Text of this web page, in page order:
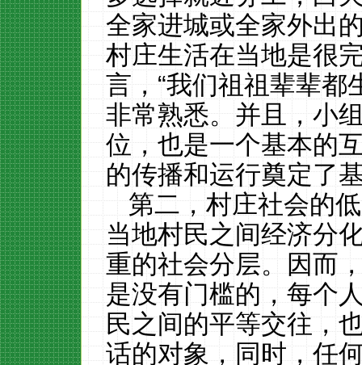
全家进城或全家外出
村庄生活在当地是很
言，“我们祖祖辈辈都
非常熟悉。并且，小
位，也是一个基本的
的传播和运行奠定了
第二，村庄社会的
当地村民之间经济分
重的社会分层。因而
是没有门槛的，每个
民之间的平等交往，
话的对象，同时，任